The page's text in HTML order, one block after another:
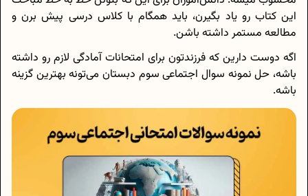
این کتاب رو یاد بگیرن، باید همگام با کلاس درسی پیش برن و
مطالعه مستمر داشته باشن.
اگه دوست دارین که فرزندتون برای امتحانات آمادگی لازم رو داشته
باشه، حل نمونه سوال اجتماعی سوم دبستان می‌‌تونه بهترین گزینه
باشه.